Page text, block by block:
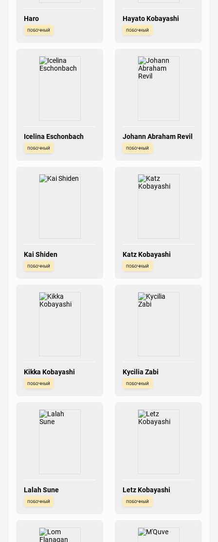
Haro
побочный
Hayato Kobayashi
побочный
Icelina Eschonbach
побочный
Johann Abraham Revil
побочный
Kai Shiden
побочный
Katz Kobayashi
побочный
Kikka Kobayashi
побочный
Kycilia Zabi
побочный
Lalah Sune
побочный
Letz Kobayashi
побочный